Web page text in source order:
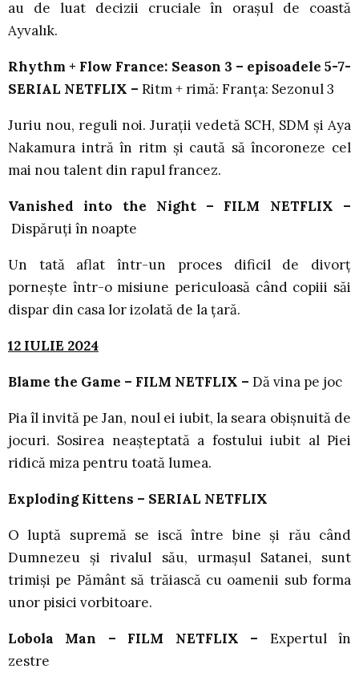
au de luat decizii cruciale în orașul de coastă
Ayvalık.
Rhythm + Flow France: Season 3 – episoadele 5-7-
SERIAL NETFLIX – Ritm + rimă: Franța: Sezonul 3
Juriu nou, reguli noi. Jurații vedetă SCH, SDM și Aya
Nakamura intră în ritm și caută să încoroneze cel
mai nou talent din rapul francez.
Vanished into the Night – FILM NETFLIX –
Dispăruți în noapte
Un tată aflat într-un proces dificil de divorț
pornește într-o misiune periculoasă când copiii săi
dispar din casa lor izolată de la țară.
12 IULIE 2024
Blame the Game – FILM NETFLIX – Dă vina pe joc
Pia îl invită pe Jan, noul ei iubit, la seara obișnuită de
jocuri. Sosirea neașteptată a fostului iubit al Piei
ridică miza pentru toată lumea.
Exploding Kittens – SERIAL NETFLIX
O luptă supremă se iscă între bine și rău când
Dumnezeu și rivalul său, urmașul Satanei, sunt
trimiși pe Pământ să trăiască cu oamenii sub forma
unor pisici vorbitoare.
Lobola Man – FILM NETFLIX – Expertul în
zestre